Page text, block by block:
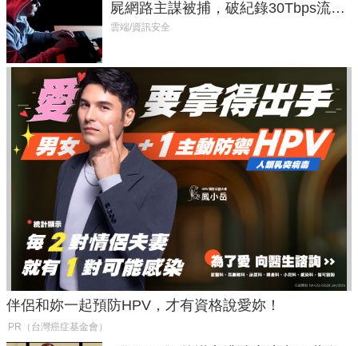
屍網路主謀被捕，破紀錄30Tbps流量
癱瘓全球！
雲端/資訊安全
伴侶和妳一起預防HPV，才有資格說愛妳！
PR（台灣癌症基金會）